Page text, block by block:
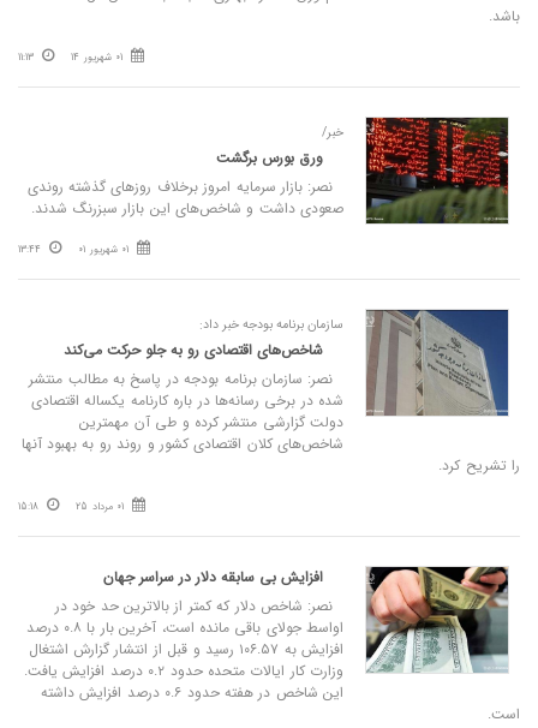
باشد.
01 شهریور 14 11:13
خبر/
ورق بورس برگشت
نصر: بازار سرمایه امروز برخلاف روزهای گذشته روندی
صعودی داشت و شاخص‌های این بازار سبزرنگ شدند.
01 شهریور 01 13:44
سازمان برنامه بودجه خبر داد:
شاخص‌‏های اقتصادی رو به جلو حرکت می‌کند
نصر: سازمان برنامه بودجه در پاسخ به مطالب منتشر
شده در برخی رسانه‌ها در باره کارنامه یکساله اقتصادی
دولت گزارشی منتشر کرده و طی آن مهمترین
شاخص‌های کلان اقتصادی کشور و روند رو به بهبود آنها
را تشریح کرد.
01 مرداد 25 15:18
افزایش بی‌ سابقه دلار در سراسر جهان
نصر: شاخص دلار که کمتر از بالاترین حد خود در
اواسط جولای باقی مانده است، آخرین بار با ۰.۸ درصد
افزایش به ۱۰۶.۵۷ رسید و قبل از انتشار گزارش اشتغال
وزارت کار ایالات متحده حدود ۰.۲ درصد افزایش یافت.
این شاخص در هفته حدود ۰.۶ درصد افزایش داشته
است.